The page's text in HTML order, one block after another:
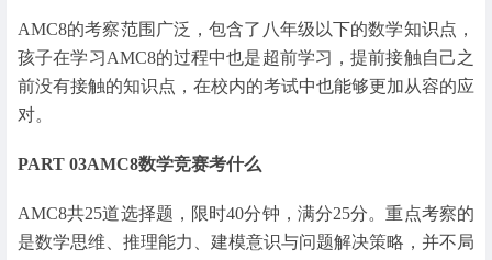
AMC8的考察范围广泛，包含了八年级以下的数学知识点，
孩子在学习AMC8的过程中也是超前学习，提前接触自己之
前没有接触的知识点，在校内的考试中也能够更加从容的应
对。
PART 03AMC8数学竞赛考什么
AMC8共25道选择题，限时40分钟，满分25分。重点考察的
是数学思维、推理能力、建模意识与问题解决策略，并不局